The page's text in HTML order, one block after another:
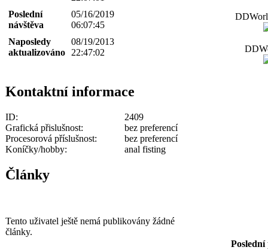
Poslední
návštěva
05/16/2019
06:07:45
Naposledy
aktualizováno
08/19/2013
22:47:02
Kontaktní informace
ID:
2409
Grafická přislušnost:
bez preferencí
Procesorová příslušnost:
bez preferencí
Koníčky/hobby:
anal fisting
Články
Tento uživatel ještě nemá publikovány žádné
články.